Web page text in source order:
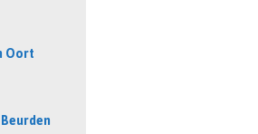
Oort